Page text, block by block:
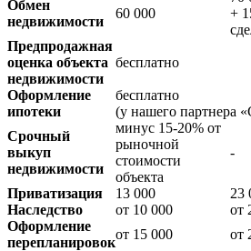
Обмен
недвижимости
60 000
+
Предпродажная
оценка объекта
недвижимости
бесплатно
Оформление
ипотеки
бесплатно
(у нашего партнера
Срочный
выкуп
недвижимости
минус 15-20% от
рыночной
стоимости
объекта
-
Приватизация 13 000
23
Наследство
от 10 000 от
Оформление
перепланировок
от 15 000 от